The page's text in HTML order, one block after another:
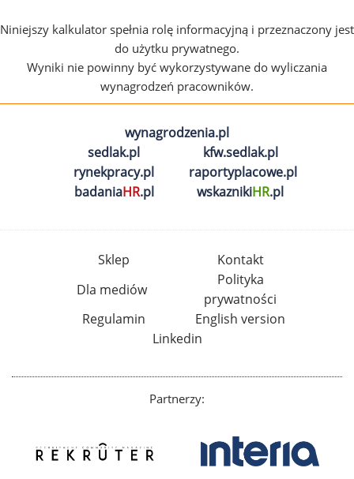
Niniejszy kalkulator spełnia rolę informacyjną i przeznaczony jest
do użytku prywatnego.
Wyniki nie powinny być wykorzystywane do wyliczania
wynagrodzeń pracowników.
wynagrodzenia.pl
sedlak.pl
kfw.sedlak.pl
rynekpracy.pl
raportyplacowe.pl
badaniaHR.pl wskaznikiHR.pl
Sklep
Kontakt
Dla mediów
Polityka
prywatności
Regulamin
English version
Linkedin
Partnerzy: